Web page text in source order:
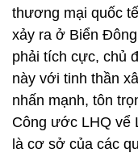
thương mại quốc
xảy ra ở Biển
phải tích cực, chủ
này với tinh thần
nhấn mạnh, tôn
Công ước LHQ vể
là cơ sở của các